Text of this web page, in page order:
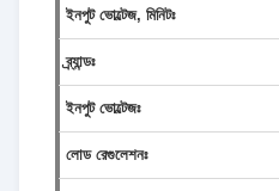
ইনপুট ভোল্টেজ, মিনিটঃ
ব্র্যান্ডঃ
ইনপুট ভোল্টেজঃ
লোড রেগুলেশনঃ